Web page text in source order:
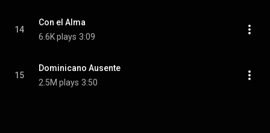
14
Con el Alma
6.6K plays 3:09
15
Dominicano Ausente
2.5M plays 3:50